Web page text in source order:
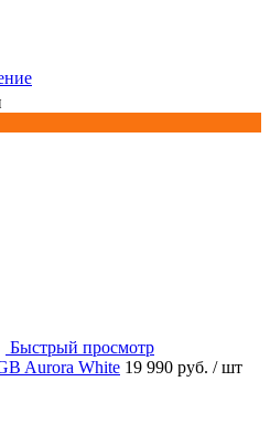
Быстрый просмотр
Aurora White 19 990 руб. / шт